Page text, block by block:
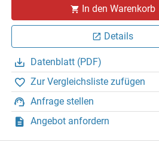
In den Warenkorb
Details
Datenblatt (PDF)
Zur Vergleichsliste zufügen
Anfrage stellen
Angebot anfordern